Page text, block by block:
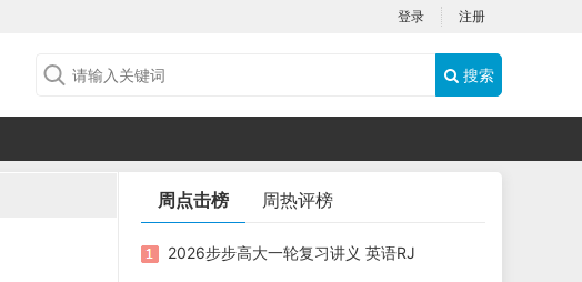
登录 注册
搜索
周点击榜 周热评榜
2026步步高大一轮复习讲义 英语RJ